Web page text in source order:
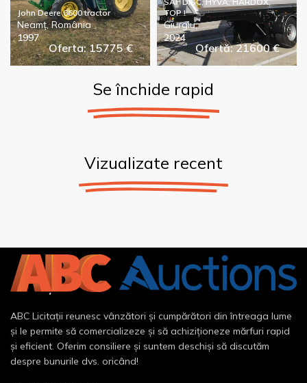
Oferta: 15775 €
John Deere 6600 tractor
Neamț, România
1997
Ofertă: 21600 €
TOP !
Giurgiu,
2024
Se închide rapid
Vizualizate recent
ABC Licitații reunesc vânzători și cumpărători din întreaga lume
și le permite să comercializeze și să achiziționeze mărfuri rapid
și eficient. Oferim consiliere și suntem deschiși să discutăm
despre bunurile dvs. oricând!